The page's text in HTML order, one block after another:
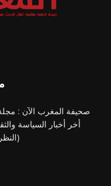
صحيفة المغرب الآن :
أخر أخبار السياسة